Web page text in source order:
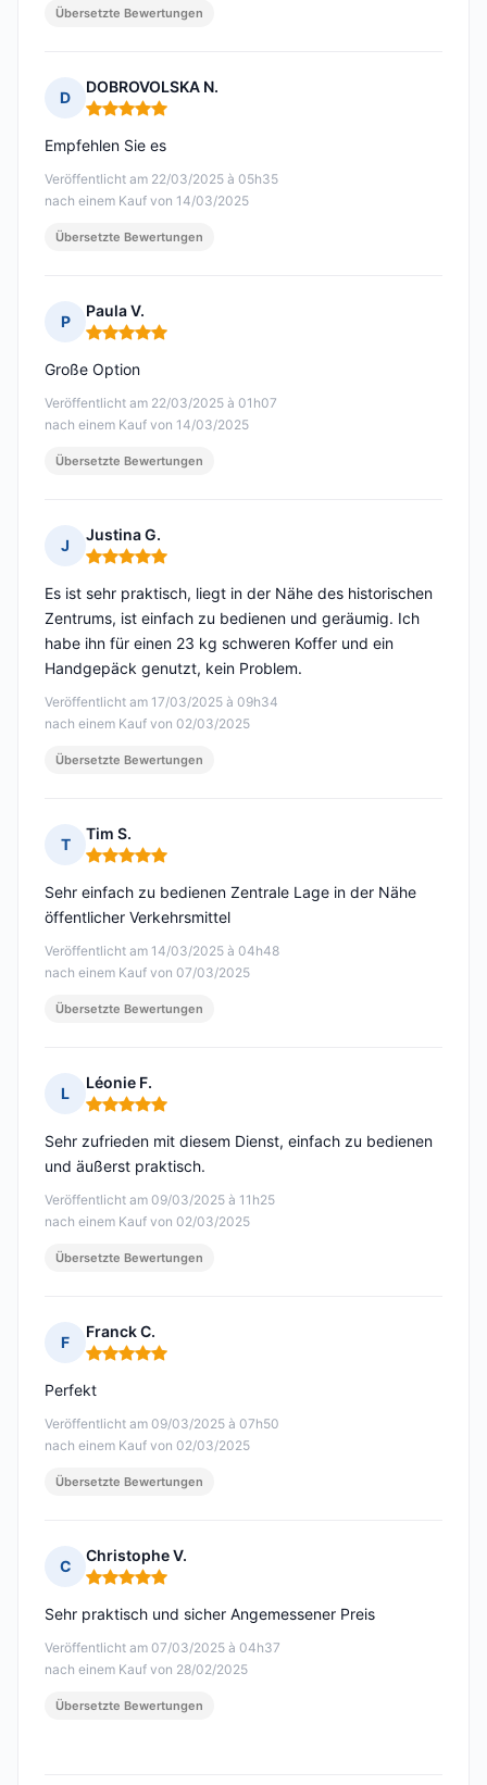
Übersetzte Bewertungen
D
DOBROVOLSKA N.
Hinweis: 5 von 5
Veröffentlicht am 22/03/2025 à 05h35
nach einem Kauf von 14/03/2025
Empfehlen Sie es
Übersetzte Bewertungen
P
Paula V.
Hinweis: 5 von 5
Veröffentlicht am 22/03/2025 à 01h07
nach einem Kauf von 14/03/2025
Große Option
Übersetzte Bewertungen
J
Justina G.
Hinweis: 5 von 5
Veröffentlicht am 17/03/2025 à 09h34
nach einem Kauf von 02/03/2025
Es ist sehr praktisch, liegt in der Nähe des historischen
Zentrums, ist einfach zu bedienen und geräumig. Ich
habe ihn für einen 23 kg schweren Koffer und ein
Handgepäck genutzt, kein Problem.
Übersetzte Bewertungen
T
Tim S.
Hinweis: 5 von 5
Veröffentlicht am 14/03/2025 à 04h48
nach einem Kauf von 07/03/2025
Sehr einfach zu bedienen Zentrale Lage in der Nähe
öffentlicher Verkehrsmittel
Übersetzte Bewertungen
L
Léonie F.
Hinweis: 5 von 5
Veröffentlicht am 09/03/2025 à 11h25
nach einem Kauf von 02/03/2025
Sehr zufrieden mit diesem Dienst, einfach zu bedienen
und äußerst praktisch.
Übersetzte Bewertungen
F
Franck C.
Hinweis: 5 von 5
Veröffentlicht am 09/03/2025 à 07h50
nach einem Kauf von 02/03/2025
Perfekt
Übersetzte Bewertungen
C
Christophe V.
Hinweis: 5 von 5
Veröffentlicht am 07/03/2025 à 04h37
nach einem Kauf von 28/02/2025
Sehr praktisch und sicher Angemessener Preis
Übersetzte Bewertungen